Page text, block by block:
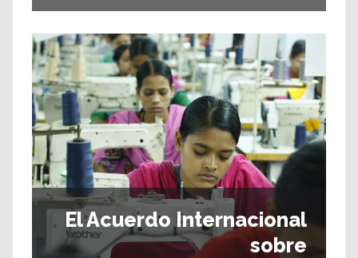
El Acuerdo Internacional
sobre